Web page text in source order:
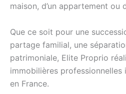
maison, d’un appartement ou
Que ce soit pour une
partage familial, une
patrimoniale, Elite Proprio
immobilières
en France.